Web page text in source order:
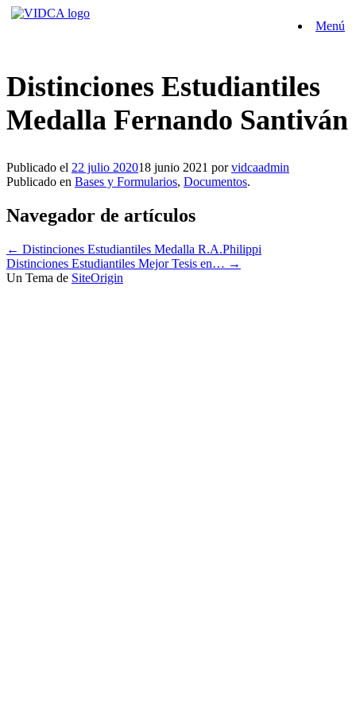
Saltar
Menú
Distinciones Estudiantiles
Medalla Fernando Santiván
Publicado el 22 julio 202018 junio 2021 porvidcaadmin
Publicado en Bases y Formularios, Documentos.
Navegador de artículos
← Distinciones Estudiantiles Medalla R.A.Philippi
Distinciones Estudiantiles Mejor Tesis en… →
Un Tema de SiteOrigin